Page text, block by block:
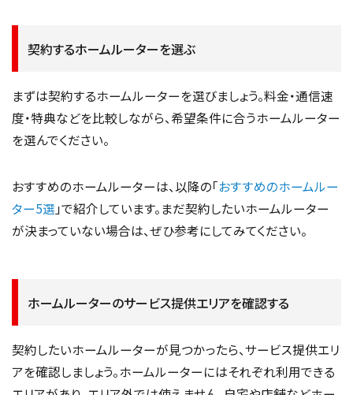
契約するホームルーターを選ぶ
まずは契約するホームルーターを選びましょう。料金・通信速
度・特典などを比較しながら、希望条件に合うホームルーター
を選んでください。
おすすめのホームルーターは、以降の「おすすめのホームルー
ター5選 」で紹介しています。まだ契約したいホームルーター
が決まっていない場合は、ぜひ参考にしてみてください。
ホームルーターのサービス提供エリアを確認する
契約したいホームルーターが見つかったら、サービス提供エリ
アを確認しましょう。ホームルーターにはそれぞれ利用できる